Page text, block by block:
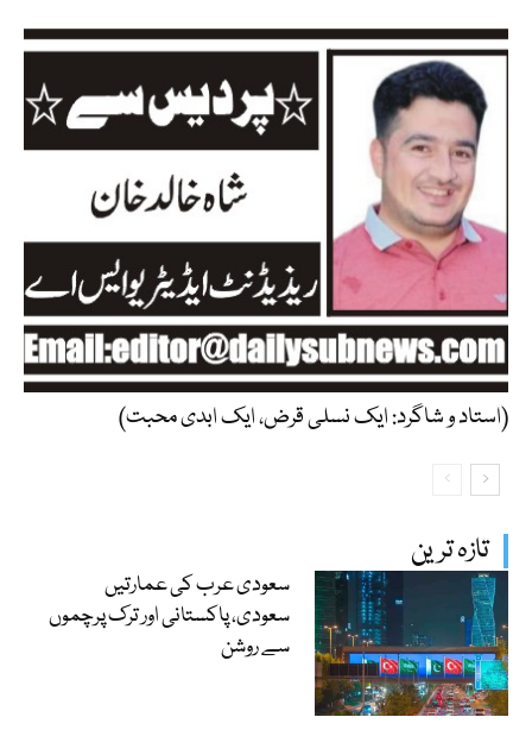
تازہ ترین
سعودی عرب کی عمارتیں
سعودی، پاکستانی اور ترک پرچموں
سے روشن
(استاد و شاگرد: ایک نسلی قرض، ایک ابدی محبت)